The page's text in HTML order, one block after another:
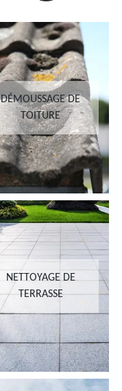
DÉMOUSSAGE DE
TOITURE
NETTOYAGE DE
TERRASSE